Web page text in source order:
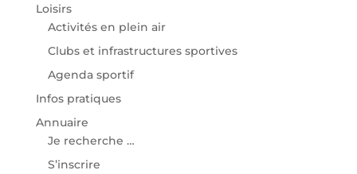
Loisirs
Activités en plein air
Clubs et infrastructures sportives
Agenda sportif
Infos pratiques
Annuaire
Je recherche …
S’inscrire